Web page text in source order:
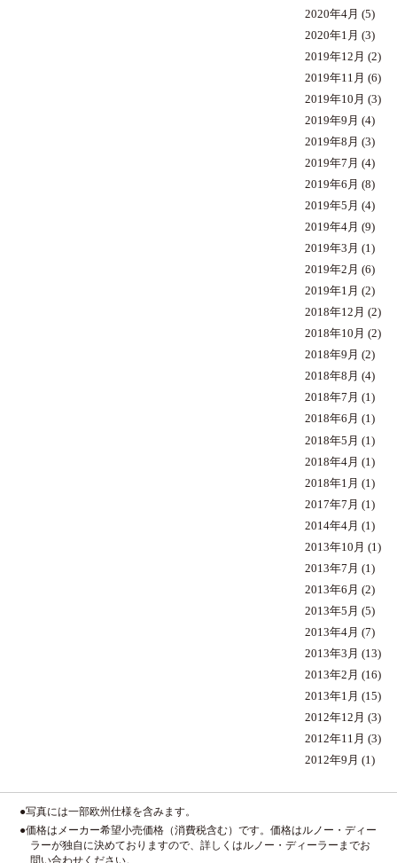
2020年4月 (5)
2020年1月 (3)
2019年12月 (2)
2019年11月 (6)
2019年10月 (3)
2019年9月 (4)
2019年8月 (3)
2019年7月 (4)
2019年6月 (8)
2019年5月 (4)
2019年4月 (9)
2019年3月 (1)
2019年2月 (6)
2019年1月 (2)
2018年12月 (2)
2018年10月 (2)
2018年9月 (2)
2018年8月 (4)
2018年7月 (1)
2018年6月 (1)
2018年5月 (1)
2018年4月 (1)
2018年1月 (1)
2017年7月 (1)
2014年4月 (1)
2013年10月 (1)
2013年7月 (1)
2013年6月 (2)
2013年5月 (5)
2013年4月 (7)
2013年3月 (13)
2013年2月 (16)
2013年1月 (15)
2012年12月 (3)
2012年11月 (3)
2012年9月 (1)
●写真には一部欧州仕様を含みます。
●価格はメーカー希望小売価格（消費税含む）です。価格はルノー・ディー
ラーが独自に決めておりますので、詳しくはルノー・ディーラーまでお
問い合わせください。